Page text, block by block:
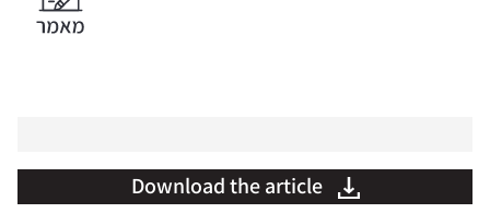
Download the article